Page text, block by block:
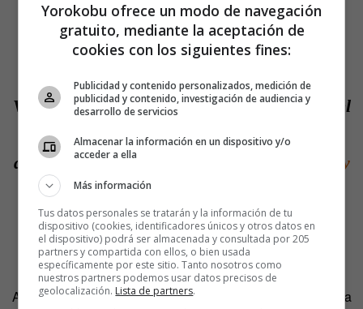
septiembre de 2017
Otra#rubiconsultaresuelta.
Voy a arreglarme y a pintarme los ojos con el
eyeliner, que los de la RAE están abajo y
quiero ir guapa. pic.twitter.com/XusCoLsvmy
— La vecina rubia (@lavecinarubia)
septiembre de 2017
Ahora, estas consultas resueltas por la Academia —que ha
Yorokobu ofrece un modo de navegación
gratuito, mediante la aceptación de
cookies con los siguientes fines:
Publicidad y contenido personalizados, medición de
publicidad y contenido, investigación de audiencia y
desarrollo de servicios
Almacenar la información en un dispositivo y/o
acceder a ella
Más información
Tus datos personales se tratarán y la información de tu
dispositivo (cookies, identificadores únicos y otros datos en
el dispositivo) podrá ser almacenada y consultada por 205
partners y compartida con ellos, o bien usada
específicamente por este sitio. Tanto nosotros como
nuestros partners podemos usar datos precisos de
geolocalización. Lista de partners.